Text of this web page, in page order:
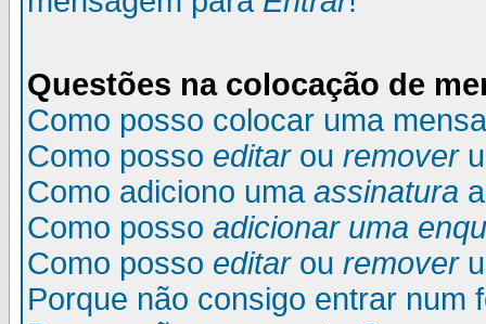
Questões na colocação de
Como posso colocar uma
Como posso editarou remover
Como adiciono uma assinatura
Como posso adicionar uma
Como posso editarou remover
Porque não consigo entrar num